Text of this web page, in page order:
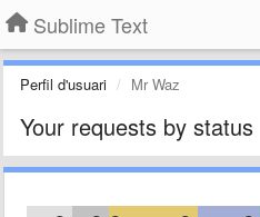
Sublime Text
Perfil d'usuari Mr Waz
Your requests by status